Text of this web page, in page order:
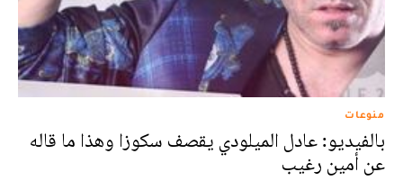
منوعات
بالفيديو: عادل الميلودي يقصف سكوزا وهذا ما قاله
عن أمين رغيب